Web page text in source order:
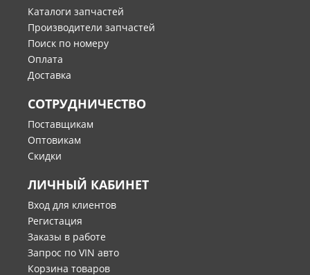
Каталоги запчастей
Производители запчастей
Поиск по номеру
Оплата
Доставка
СОТРУДНИЧЕСТВО
Поставщикам
Оптовикам
Скидки
ЛИЧНЫЙ КАБИНЕТ
Вход для клиентов
Регистация
Заказы в работе
Запрос по VIN авто
Корзина товаров